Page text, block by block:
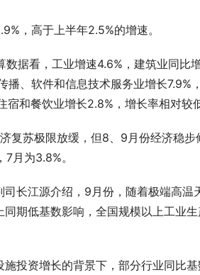
，高于上半年2.5%的增速。
数据看，工业增速4.6%，建筑业同比
播、软件和信息技术服务业增长
和餐饮业增长2.8%，增长率相对较低
复苏极限放缓，但8、9月份经济稳
月为3.8%。
司长江源介绍，9月份，随着极端高
期低基数影响，全国规模以上工业
投资增长的背景下，部分行业同比